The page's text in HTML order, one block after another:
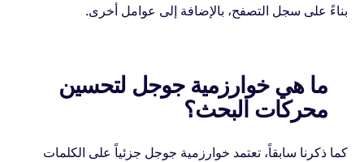
بناءً على سجل التصفح، بالإضافة إلى عوامل أخرى.
ما هي خوارزمية جوجل لتحسين
محركات البحث؟
كما ذكرنا سابقاً، تعتمد خوارزمية جوجل جزئياً على الكلمات